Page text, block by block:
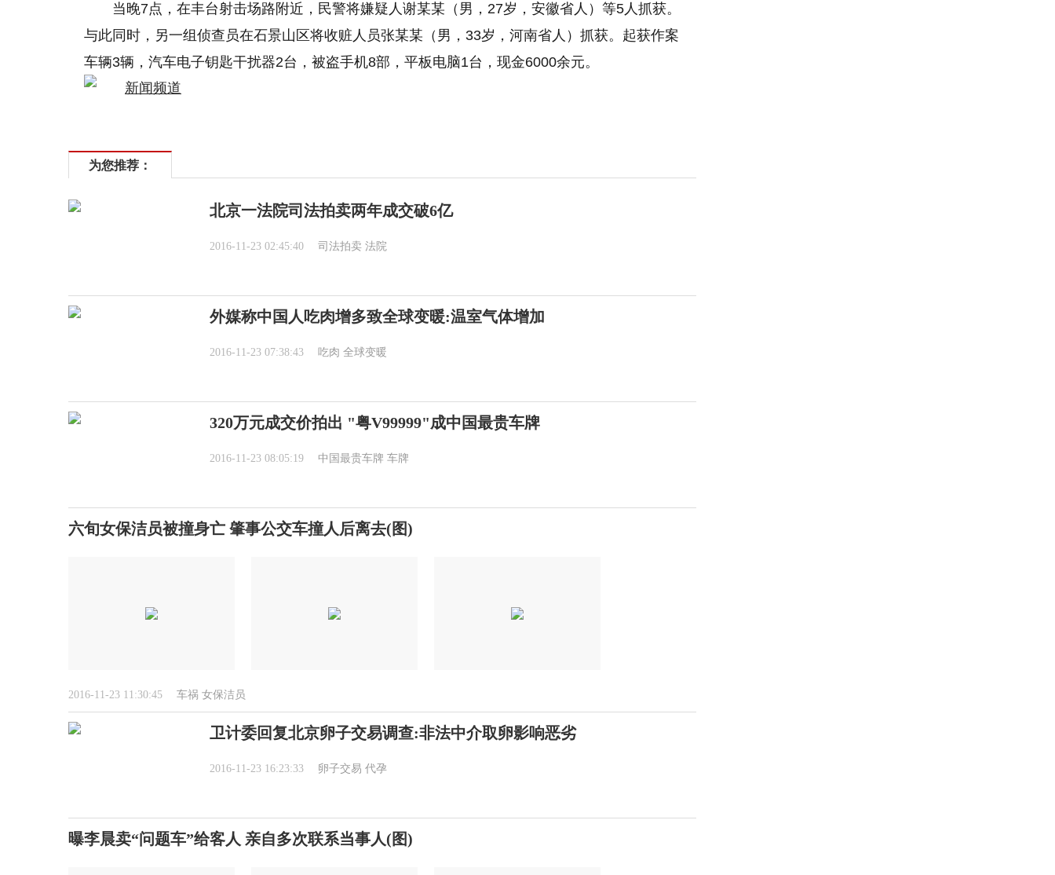
当晚7点，在丰台射击场路附近，民警将嫌疑人谢某某（男，27岁，安徽省人）等5人抓获。
与此同时，另一组侦查员在石景山区将收赃人员张某某（男，33岁，河南省人）抓获。起获作案
车辆3辆，汽车电子钥匙干扰器2台，被盗手机8部，平板电脑1台，现金6000余元。
为您推荐：
北京一法院司法拍卖两年成交破6亿
2016-11-23 02:45:40 司法拍卖 法院
外媒称中国人吃肉增多致全球变暖:温室气体增加
2016-11-23 07:38:43 吃肉 全球变暖
320万元成交价拍出 "粤V99999"成中国最贵车牌
2016-11-23 08:05:19 中国最贵车牌 车牌
六旬女保洁员被撞身亡 肇事公交车撞人后离去(图)
2016-11-23 11:30:45 车祸 女保洁员
卫计委回复北京卵子交易调查:非法中介取卵影响恶劣
2016-11-23 16:23:33 卵子交易 代孕
曝李晨卖“问题车”给客人 亲自多次联系当事人(图)